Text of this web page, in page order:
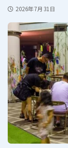
2026年7月31日